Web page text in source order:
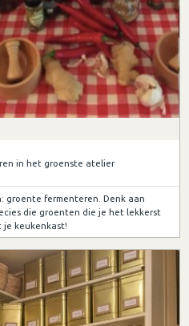
in het groenste atelier
groente fermenteren. Denk aan
die groenten die je het lekkerst
je keukenkast!